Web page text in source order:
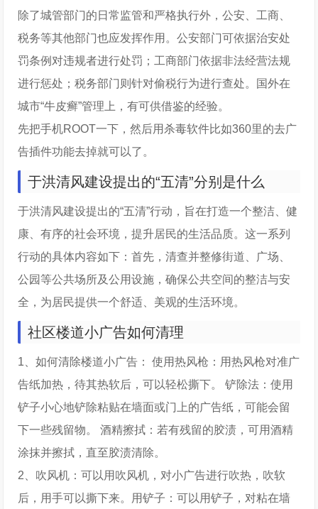
除了城管部门的日常监管和严格执行外，公安、工商、
税务等其他部门也应发挥作用。公安部门可依据治安处
罚条例对违规者进行处罚；工商部门依据非法经营法规
进行惩处；税务部门则针对偷税行为进行查处。国外在
城市“牛皮癣”管理上，有可供借鉴的经验。
先把手机ROOT一下，然后用杀毒软件比如360里的去广
告插件功能去掉就可以了。
于洪清风建设提出的“五清”分别是什么
于洪清风建设提出的“五清”行动，旨在打造一个整洁、健
康、有序的社会环境，提升居民的生活品质。这一系列
行动的具体内容如下：首先，清查并整修街道、广场、
公园等公共场所及公用设施，确保公共空间的整洁与安
全，为居民提供一个舒适、美观的生活环境。
社区楼道小广告如何清理
1、如何清除楼道小广告： 使用热风枪：用热风枪对准广
告纸加热，待其热软后，可以轻松撕下。 铲除法：使用
铲子小心地铲除粘贴在墙面或门上的广告纸，可能会留
下一些残留物。 酒精擦拭：若有残留的胶渍，可用酒精
涂抹并擦拭，直至胶渍清除。
2、吹风机：可以用吹风机，对小广告进行吹热，吹软
后，用手可以撕下来。用铲子：可以用铲子，对粘在墙